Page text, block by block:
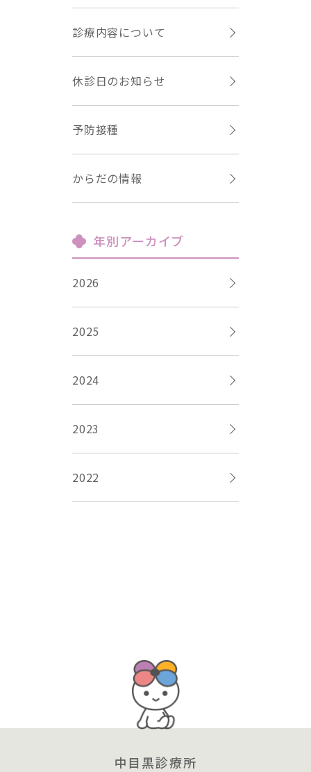
診療内容について
休診日のお知らせ
予防接種
からだの情報
年別アーカイブ
2026
2025
2024
2023
2022
中目黒診療所